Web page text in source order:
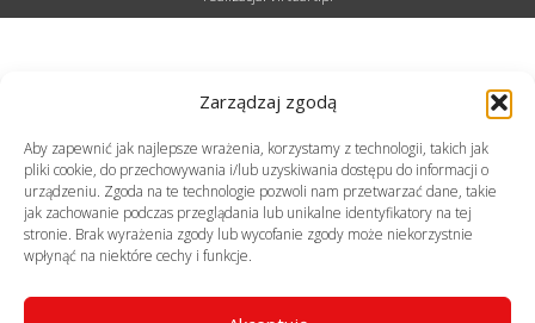
Zarządzaj zgodą
Aby zapewnić jak najlepsze wrażenia, korzystamy z technologii, takich jak
pliki cookie, do przechowywania i/lub uzyskiwania dostępu do informacji o
urządzeniu. Zgoda na te technologie pozwoli nam przetwarzać dane, takie
jak zachowanie podczas przeglądania lub unikalne identyfikatory na tej
stronie. Brak wyrażenia zgody lub wycofanie zgody może niekorzystnie
wpłynąć na niektóre cechy i funkcje.